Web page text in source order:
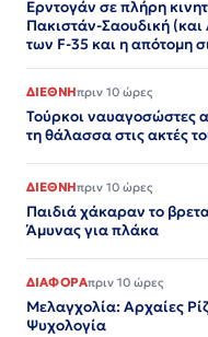
Ερντογάν σε πλήρη
Πακιστάν-Σαουδική
των F-35 και η απότομη
ΔΙΕΘΝΗπριν 10 ώρες
Τούρκοι ναυαγοσώστες
τη θάλασσα στις ακτές
ΔΙΕΘΝΗπριν 10 ώρες
Παιδιά χάκαραν το
Άμυνας για πλάκα
ΔΙΑΦΟΡΑπριν 10 ώρες
Μελαγχολία: Αρχαίες
Ψυχολογία